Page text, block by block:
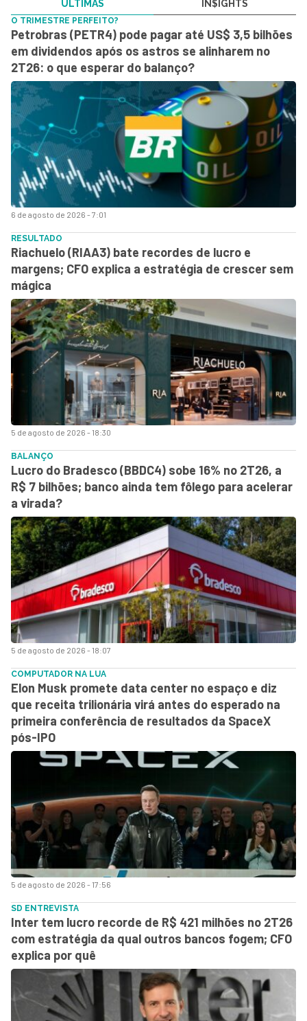
ÚLTIMAS IN$IGHTS
6 de agosto de 2026 - 7:01
O TRIMESTRE PERFEITO?
Petrobras (PETR4) pode pagar até US$ 3,5 bilhões
em dividendos após os astros se alinharem no
2T26: o que esperar do balanço?
5 de agosto de 2026 - 18:30
RESULTADO
Riachuelo (RIAA3) bate recordes de lucro e
margens; CFO explica a estratégia de crescer sem
mágica
5 de agosto de 2026 - 18:07
BALANÇO
Lucro do Bradesco (BBDC4) sobe 16% no 2T26, a
R$ 7 bilhões; banco ainda tem fôlego para acelerar
a virada?
5 de agosto de 2026 - 17:56
COMPUTADOR NA LUA
Elon Musk promete data center no espaço e diz
que receita trilionária virá antes do esperado na
primeira conferência de resultados da SpaceX
pós-IPO
SD ENTREVISTA
Inter tem lucro recorde de R$ 421 milhões no 2T26
com estratégia da qual outros bancos fogem; CFO
explica por quê